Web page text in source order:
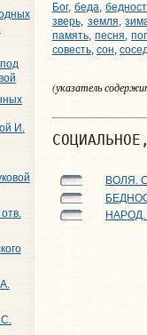
И.
Бог, беда,
зверь, земля,
память,песня,
совесть, сон,
(указатель
ВОЛЯ.